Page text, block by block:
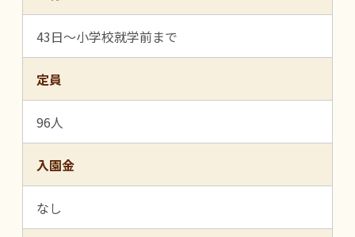
43日～小学校就学前まで
定員
96人
入園金
なし